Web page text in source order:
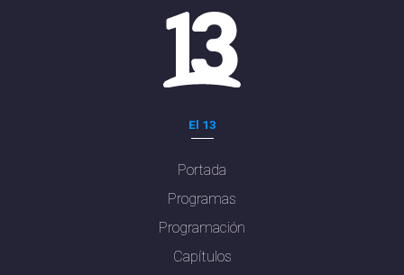
El 13
Portada
Programas
Programación
Capítulos